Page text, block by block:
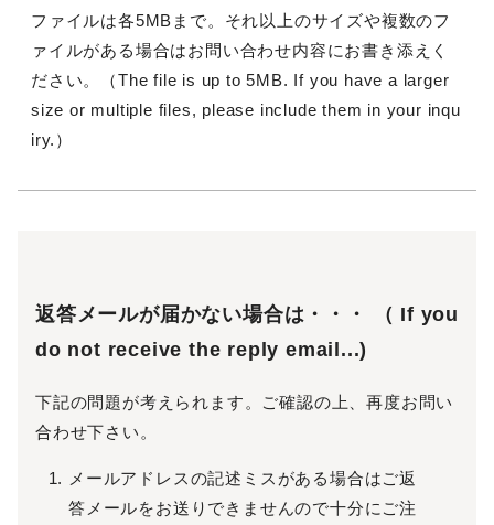
ファイルは各5MBまで。それ以上のサイズや複数のフ
ァイルがある場合はお問い合わせ内容にお書き添えく
ださい。（The file is up to 5MB. If you have a larger
size or multiple files, please include them in your inqu
iry.）
返答メールが届かない場合は・・・ （ If you
do not receive the reply email...)
下記の問題が考えられます。ご確認の上、再度お問い
合わせ下さい。
メールアドレスの記述ミスがある場合はご返
答メールをお送りできませんので十分にご注